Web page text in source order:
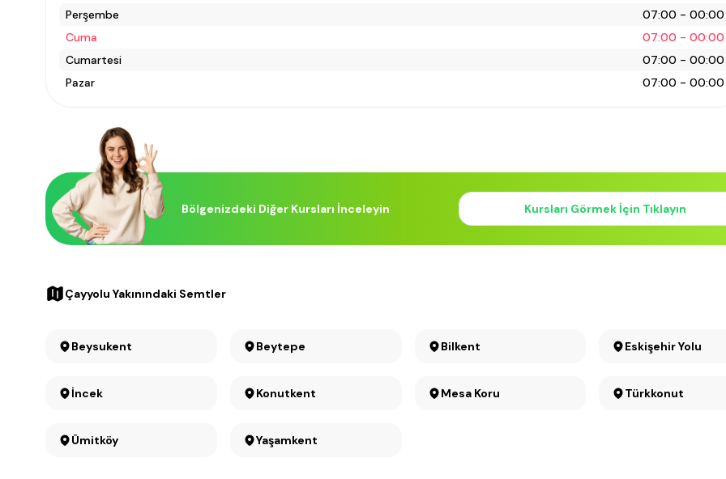
Perşembe
07:00 - 00:00
Cuma
07:00 - 00:00
Cumartesi
07:00 - 00:00
Pazar
07:00 - 00:00
Bölgenizdeki Diğer Kursları İnceleyin Kursları Görmek İçin Tıklayın
Çayyolu Yakınındaki Semtler
Beysukent Beytepe Bilkent Eskişehir Yolu
İncek Konutkent Mesa Koru Türkkonut
Ümitköy Yaşamkent